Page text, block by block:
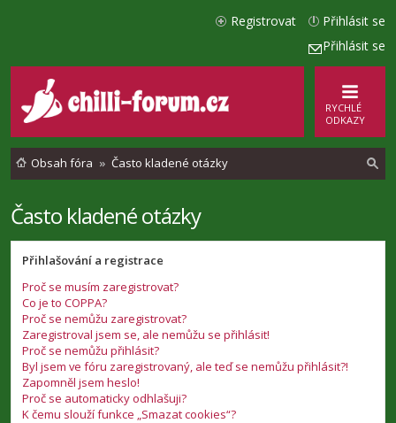
Přihlásit se
Přihlásit se
Registrovat
RYCHLÉ
ODKAZY
Obsah fóra Často kladené otázky
e
Často kladené otázky
Přihlašování a registrace
Proč se musím zaregistrovat?
Co je to COPPA?
Proč se nemůžu zaregistrovat?
Zaregistroval jsem se, ale nemůžu se přihlásit!
Proč se nemůžu přihlásit?
Byl jsem ve fóru zaregistrovaný, ale teď se nemůžu přihlásit?!
Zapomněl jsem heslo!
Proč se automaticky odhlašuji?
K čemu slouží funkce „Smazat cookies“?